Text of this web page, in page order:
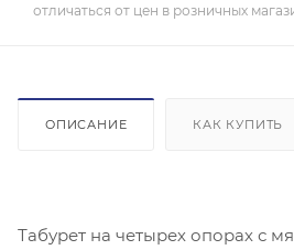
отличаться от цен в розничных
ОПИСАНИЕ КАК КУПИТЬ
Табурет на четырех опорах с